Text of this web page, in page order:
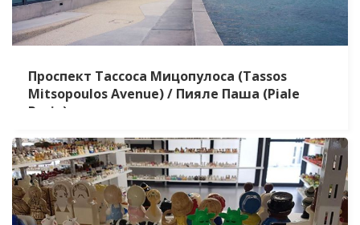
Проспект Тассоса Мицопулоса (Tassos
Mitsopoulos Avenue) / Пияле Паша (Piale
Pasia)